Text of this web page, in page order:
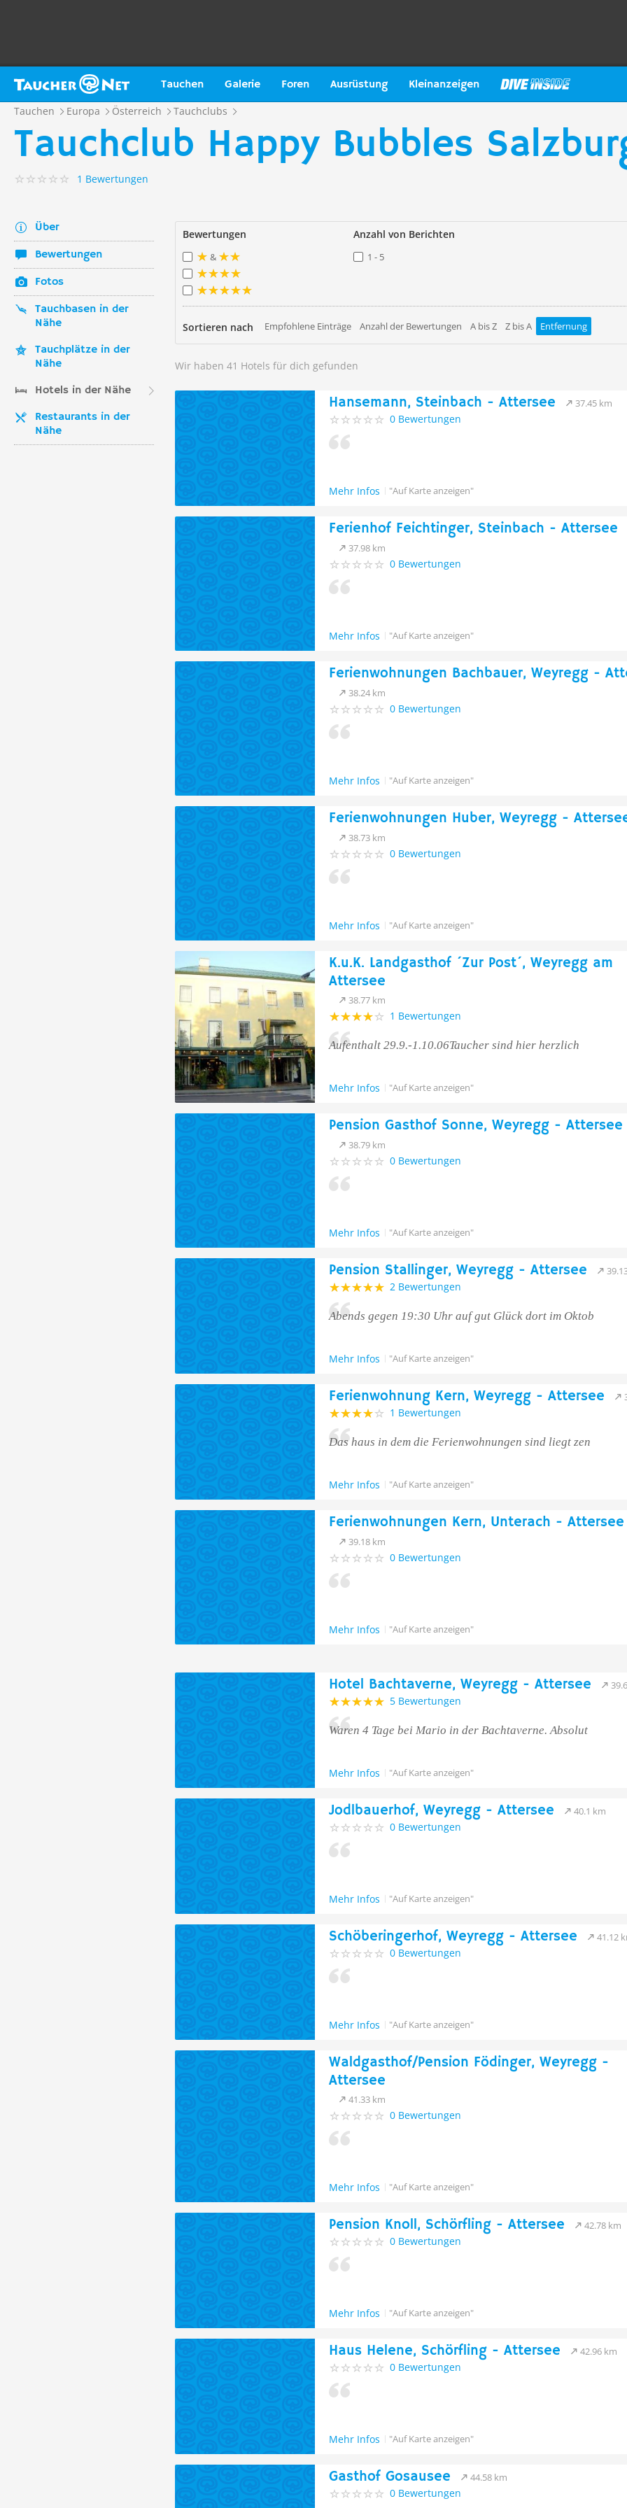
Tauchen Galerie Foren Ausrüstung Kleinanzeigen
Tauchen Europa Österreich Tauchclubs
Tauchclub Happy Bubbles
1 Bewertungen
Über
Bewertungen
Fotos
Tauchbasen in der
Nähe
Tauchplätze in der
Nähe
Hotels in der Nähe
Restaurants in der
Nähe
Bewertungen
&
Anzahl von Berichten
1 - 5
Sortieren nach Empfohlene Einträge Anzahl der Bewertungen A bis Z Z bis A Entfernung
Wir haben 41 Hotels für dich gefunden
Hansemann, Steinbach - Attersee 37.45 km
0 Bewertungen
Mehr Infos "Auf Karte anzeigen"
Ferienhof Feichtinger, Steinbach - Attersee
37.98 km
0 Bewertungen
Mehr Infos "Auf Karte anzeigen"
Ferienwohnungen Bachbauer, Weyregg -
38.24 km
0 Bewertungen
Mehr Infos "Auf Karte anzeigen"
Ferienwohnungen Huber, Weyregg -
38.73 km
0 Bewertungen
Mehr Infos "Auf Karte anzeigen"
K.u.K. Landgasthof ´Zur Post´, Weyregg am
Attersee
38.77 km
1 Bewertungen
Aufenthalt 29.9.-1.10.06Taucher sind hier herzlich
Mehr Infos "Auf Karte anzeigen"
Pension Gasthof Sonne, Weyregg - Attersee
38.79 km
0 Bewertungen
Mehr Infos "Auf Karte anzeigen"
Pension Stallinger, Weyregg - Attersee
2 Bewertungen
Abends gegen 19:30 Uhr auf gut Glück dort im Oktob
Mehr Infos "Auf Karte anzeigen"
Ferienwohnung Kern, Weyregg - Attersee
1 Bewertungen
Das haus in dem die Ferienwohnungen sind liegt zen
Mehr Infos "Auf Karte anzeigen"
Ferienwohnungen Kern, Unterach - Attersee
39.18 km
0 Bewertungen
Mehr Infos "Auf Karte anzeigen"
Hotel Bachtaverne, Weyregg - Attersee
5 Bewertungen
Waren 4 Tage bei Mario in der Bachtaverne. Absolut
Mehr Infos "Auf Karte anzeigen"
Jodlbauerhof, Weyregg - Attersee 40.1 km
0 Bewertungen
Mehr Infos "Auf Karte anzeigen"
Schöberingerhof, Weyregg - Attersee 41.12
0 Bewertungen
Mehr Infos "Auf Karte anzeigen"
Waldgasthof/Pension Födinger, Weyregg -
Attersee
41.33 km
0 Bewertungen
Mehr Infos "Auf Karte anzeigen"
Pension Knoll, Schörfling - Attersee 42.78 km
0 Bewertungen
Mehr Infos "Auf Karte anzeigen"
Haus Helene, Schörfling - Attersee 42.96 km
0 Bewertungen
Mehr Infos "Auf Karte anzeigen"
Gasthof Gosausee 44.58 km
0 Bewertungen